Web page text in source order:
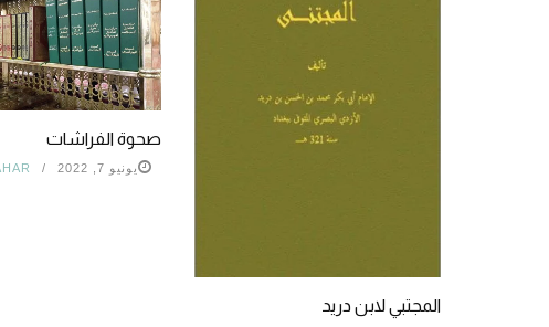
صحوة الفراشات
يونيو 7, 2022
المجتبي لابن دريد